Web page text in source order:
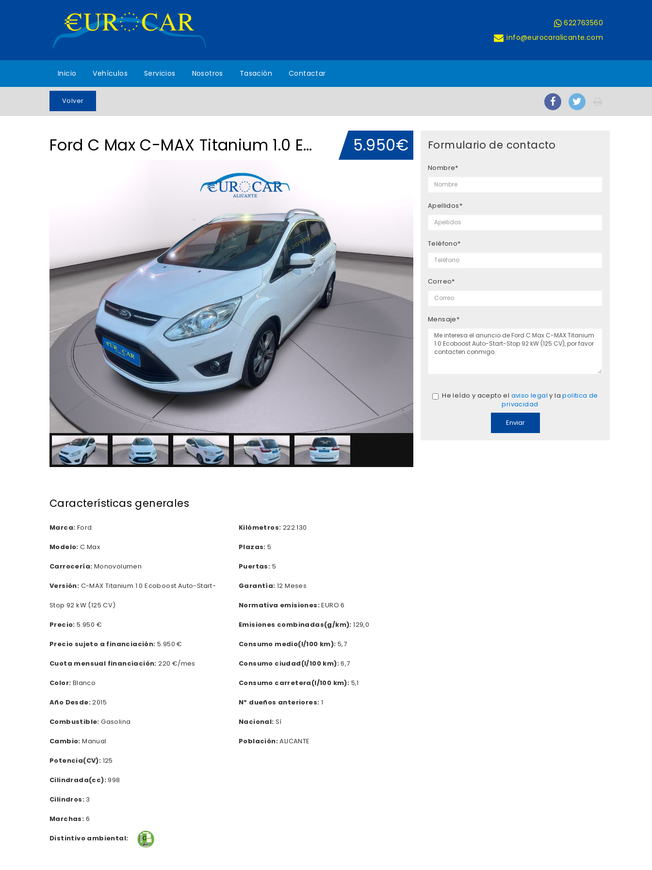
622763560
info@eurocaralicante.com
Inicio Vehículos Servicios Nosotros Tasación Contactar
Volver
Formulario de contacto
Nombre*
Apellidos*
Teléfono*
Correo*
Mensaje*
He leído y acepto el aviso legal y lapolitica de
privacidad
Enviar
Ford C Max C-MAX Titanium 1.0 Ecoboost Auto-Start-Stop 92 kW (125 CV) 5.950€
Características generales
Marca: Ford
Modelo: C Max
Carrocería: Monovolumen
Versión: C-MAX Titanium 1.0 Ecoboost Auto-Start-
Stop 92 kW (125 CV)
Precio: 5.950 €
Precio sujeto a financiación: 5.950 €
Cuota mensual financiación: 220 €/mes
Color: Blanco
Año Desde:2015
Combustible: Gasolina
Cambio: Manual
Potencia(CV): 125
Cilindrada(cc):998
Cilindros: 3
Marchas: 6
Kilómetros: 222.130
Plazas: 5
Puertas: 5
Garantía: 12 Meses
Normativa emisiones:EURO 6
Emisiones combinadas(g/km): 129,0
Consumo medio(l/100 km): 5,7
Consumo ciudad(l/100 km):6,7
Consumo carretera(l/100 km): 5,1
Nº dueños anteriores: 1
Nacional: Sí
Población:ALICANTE
Distintivo ambiental: